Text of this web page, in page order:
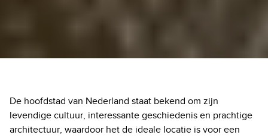
De hoofdstad van Nederland staat bekend om zijn
levendige cultuur, interessante geschiedenis en prachtige
architectuur, waardoor het de ideale locatie is voor een